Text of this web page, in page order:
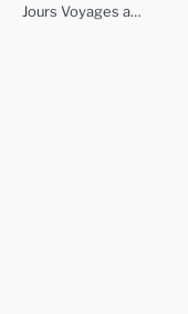
Jours Voyages a…